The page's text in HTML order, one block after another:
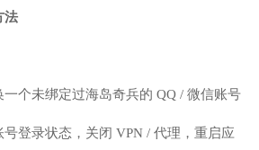
法
个未绑定过海岛奇兵的 QQ / 微信账号
登录状态，关闭 VPN / 代理，重启应